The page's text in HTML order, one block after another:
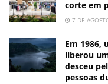
corte em
7 DE
Em 1986,
liberou
desceu
pessoas